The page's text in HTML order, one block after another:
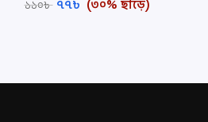
১১০৳ ৭৭৳ (৩০% ছাড়ে)